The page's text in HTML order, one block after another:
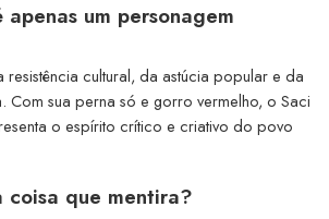
um personagem
cultural, da astúcia popular e da
Com sua perna só e gorro vermelho, o Saci
o espírito crítico e criativo do povo
coisa que mentira?